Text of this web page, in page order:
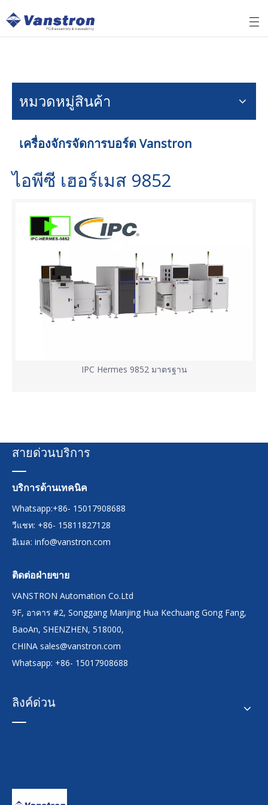
หมวดหมู่สินค้า
เครื่องจักรจัดการบอร์ด Vanstron
ไอพีซี เฮอร์เมส 9852
IPC Hermes 9852 มาตรฐาน
สายด่วนบริการ
บริการด้านเทคนิค
Whatsapp:+86- 15017908688
วีแชท: +86- 15811827128
อีเมล: info@vanstron.com
ติดต่อฝ่ายขาย
VANSTRON Automation Co.Ltd
9F, อาคาร #2, Songgang Manjing Hua Kechuang Gong Fang,
BaoAn, SHENZHEN, 518000,
CHINA sales@vanstron.com
Whatsapp: +86- 15017908688
ลิงค์ด่วน